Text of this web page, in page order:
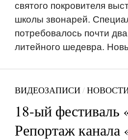
святого покровителя
школы звонарей.
потребовалось почти
литейного шедевра.
ВИДЕОЗАПИСИ/
18-ый фестиваль
Репортаж канала